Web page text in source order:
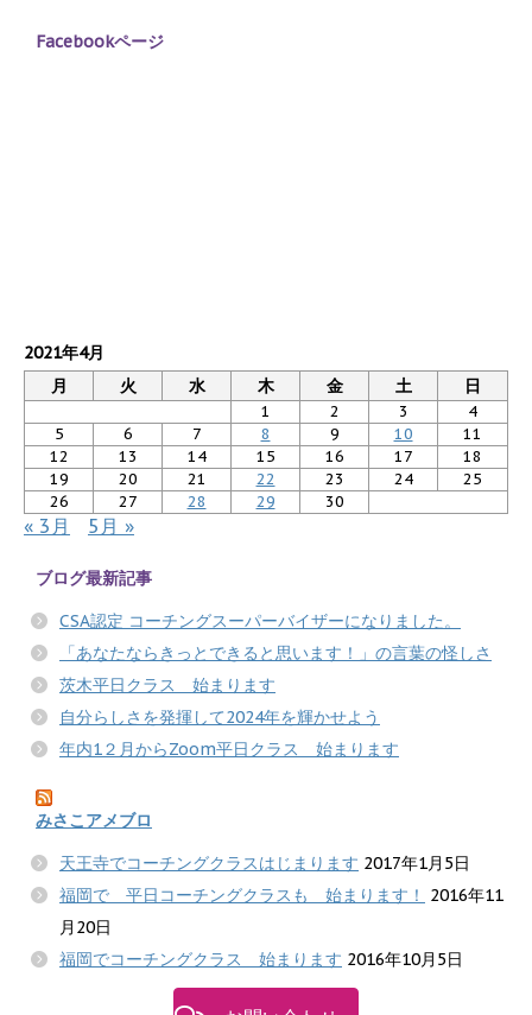
Facebookページ
2021年4月
月
火 水 木 金 土 日
1 2 3
4
5
6 7 8 9 10
11
12
13 14 15 16 17
18
19
20 21 22 23 24
25
26
27 28 29 30
« 3月 5月 »
ブログ最新記事
CSA認定 コーチングスーパーバイザーになりました。
「あなたならきっとできると思います！」の言葉の怪しさ
茨木平日クラス 始まります
自分らしさを発揮して2024年を輝かせよう
年内1２月からZoom平日クラス 始まります
みさこアメブロ
天王寺でコーチングクラスはじまります 2017年1月5日
福岡で 平日コーチングクラスも 始まります！
2016年11
月20日
福岡でコーチングクラス 始まります 2016年10月5日